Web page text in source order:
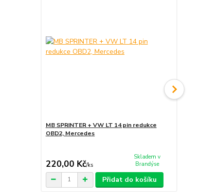
MB SPRINTER + VW LT 14 pin redukce
OBD2, Mercedes
220,00 Kč/ks
Skladem v
Brandýse
Přidat do košíku